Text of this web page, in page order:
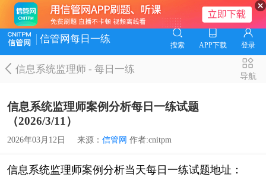
信管网每日一练
搜索 APP下载 登录
信息系统监理师-每日一练
导航
信息系统监理师案例分析每日一练试题
（2026/3/11）
2026年03月12日 来源： 信管网 作者:cnitpm
信息系统监理师案例分析当天每日一练试题地址：